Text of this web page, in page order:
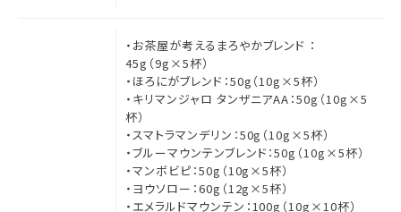
・お茶屋が考えるまろやかブレンド ：
45g（9g×5杯）
・ほろにがブレンド：50g（10g×5杯）
・キリマンジャロ タンザニアAA：50g（10g×5
杯）
・スマトラマンデリン：50g（10g×5杯）
・ブルーマウンテンブレンド：50g（10g×5杯）
・マンボビピ：50g（10g×5杯）
・ヨウソロー：60g（12g×5杯）
・エメラルドマウンテン：100g（10g×10杯）